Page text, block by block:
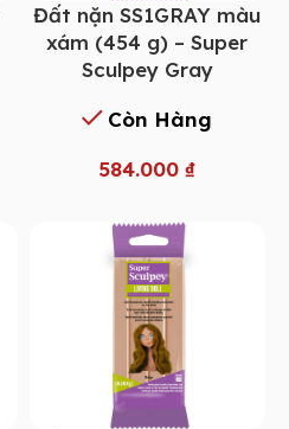
Đất nặn SS1GRAY màu
xám (454 g) – Super
Sculpey Gray
Còn Hàng
584.000₫